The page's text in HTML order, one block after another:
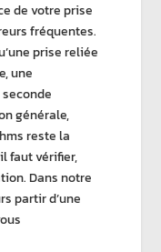
de votre prise
fréquentes.
prise reliée
une
générale,
reste la
faut vérifier,
Dans notre
partir d’une